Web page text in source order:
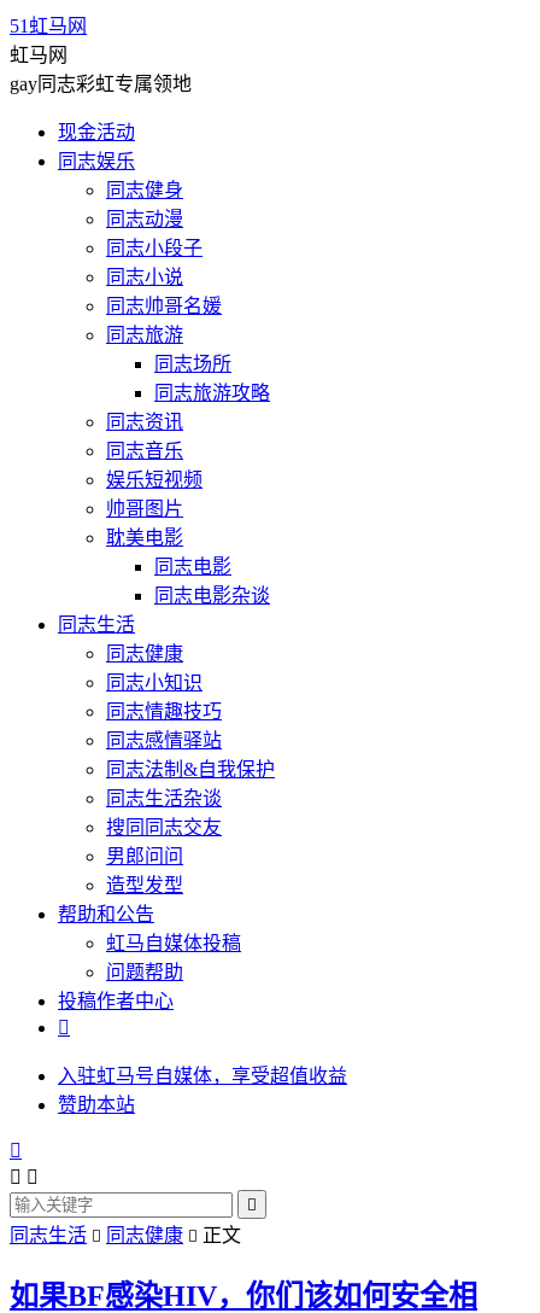
51虹马网
虹马网
gay同志彩虹专属领地
现金活动
同志娱乐
同志健身
同志动漫
同志小段子
同志小说
同志帅哥名媛
同志旅游
同志场所
同志旅游攻略
同志资讯
同志音乐
娱乐短视频
帅哥图片
耽美电影
同志电影
同志电影杂谈
同志生活
同志健康
同志小知识
同志情趣技巧
同志感情驿站
同志法制&自我保护
同志生活杂谈
搜同同志交友
男郎问问
造型发型
帮助和公告
虹马自媒体投稿
问题帮助
投稿作者中心

入驻虹马号自媒体，享受超值收益
赞助本站

 

同志生活  同志健康  正文
如果BF感染HIV，你们该如何安全相